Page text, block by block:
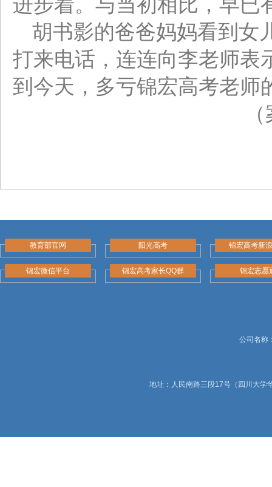
胡书影的爸爸妈妈看到女
打来电话，连连向李老师表
到今天，多亏锦宏高考老师
教育部官网 阳光高考 锦宏高考新
锦宏微信平台 锦宏高考家长QQ群 锦宏志愿
公司名称
地址：人民南路三段17号（四川大学